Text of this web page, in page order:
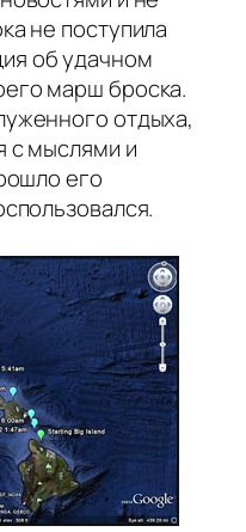
не поступила
об удачном
марш броска.
отдыха,
с мыслями и
его